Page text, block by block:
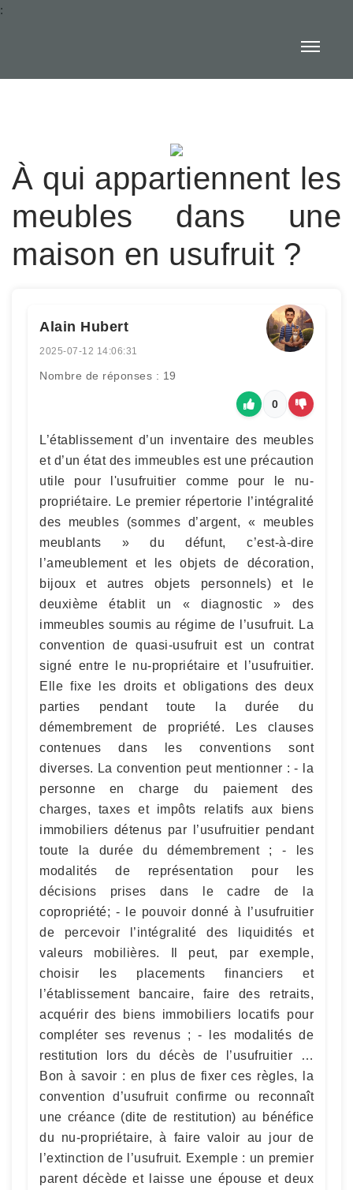
:
À qui appartiennent les
meubles dans une
maison en usufruit ?
Alain Hubert
2025-07-12 14:06:31
Nombre de réponses : 19
0
L’établissement d’un inventaire des meubles
et d’un état des immeubles est une précaution
utile pour l'usufruitier comme pour le nu-
propriétaire. Le premier répertorie l’intégralité
des meubles (sommes d’argent, « meubles
meublants » du défunt, c’est-à-dire
l’ameublement et les objets de décoration,
bijoux et autres objets personnels) et le
deuxième établit un « diagnostic » des
immeubles soumis au régime de l’usufruit. La
convention de quasi-usufruit est un contrat
signé entre le nu-propriétaire et l’usufruitier.
Elle fixe les droits et obligations des deux
parties pendant toute la durée du
démembrement de propriété. Les clauses
contenues dans les conventions sont
diverses. La convention peut mentionner : - la
personne en charge du paiement des
charges, taxes et impôts relatifs aux biens
immobiliers détenus par l’usufruitier pendant
toute la durée du démembrement ; - les
modalités de représentation pour les
décisions prises dans le cadre de la
copropriété; - le pouvoir donné à l’usufruitier
de percevoir l’intégralité des liquidités et
valeurs mobilières. Il peut, par exemple,
choisir les placements financiers et
l’établissement bancaire, faire des retraits,
acquérir des biens immobiliers locatifs pour
compléter ses revenus ; - les modalités de
restitution lors du décès de l’usufruitier …
Bon à savoir : en plus de fixer ces règles, la
convention d’usufruit confirme ou reconnaît
une créance (dite de restitution) au bénéfice
du nu-propriétaire, à faire valoir au jour de
l’extinction de l’usufruit. Exemple : un premier
parent décède et laisse une épouse et deux